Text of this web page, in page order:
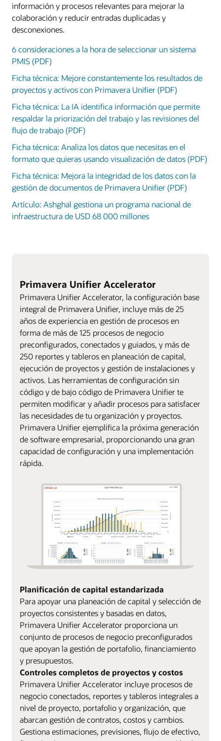
información y procesos relevantes para mejorar la
colaboración y reducir entradas duplicadas y
desconexiones.
6 consideraciones a la hora de seleccionar un sistema
PMIS (PDF)
Ficha técnica: Mejore constantemente los resultados de
proyectos y activos con Primavera Unifier (PDF)
Ficha técnica: La IA identifica información que permite
respaldar la priorización del trabajo y las revisiones del
flujo de trabajo (PDF)
Ficha técnica: Analiza los datos que necesitas en el
formato que quieras usando visualización de datos (PDF)
Ficha técnica: Mejora la integridad de los datos con la
gestión de documentos de Primavera Unifier (PDF)
Artículo: Ashghal gestiona un programa nacional de
infraestructura de USD 68 000 millones
Primavera Unifier Accelerator
Primavera Unifier Accelerator, la configuración base
integral de Primavera Unifier, incluye más de 25
años de experiencia en gestión de procesos en
forma de más de 125 procesos de negocio
preconfigurados, conectados y guiados, y más de
250 reportes y tableros en planeación de capital,
ejecución de proyectos y gestión de instalaciones y
activos. Las herramientas de configuración sin
código y de bajo código de Primavera Unifier te
permiten modificar y añadir procesos para satisfacer
las necesidades de tu organización y proyectos.
Primavera Unifier ejemplifica la próxima generación
de software empresarial, proporcionando una gran
capacidad de configuración y una implementación
rápida.
Planificación de capital estandarizada
Para apoyar una planeación de capital y selección de
proyectos consistentes y basadas en datos,
Primavera Unifier Accelerator proporciona un
conjunto de procesos de negocio preconfigurados
que apoyan la gestión de portafolio, financiamiento
y presupuestos.
Controles completos de proyectos y costos
Primavera Unifier Accelerator incluye procesos de
negocio conectados, reportes y tableros integrales a
nivel de proyecto, portafolio y organización, que
abarcan gestión de contratos, costos y cambios.
Gestiona estimaciones, previsiones, flujo de efectivo,